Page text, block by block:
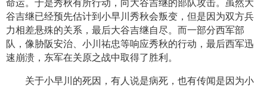
谷吉继已经预先估计到小早川秀秋会叛变，但是因为双方兵
力相差悬殊的关系，最后大谷吉继自尽。而一部分西军部
队，像胁阪安治、小川祐忠等响应秀秋的行动，最后西军迅
速崩溃，东军在关原之战中取得了胜利。
关于小早川的死因，有人说是病死，也有传闻是因为小